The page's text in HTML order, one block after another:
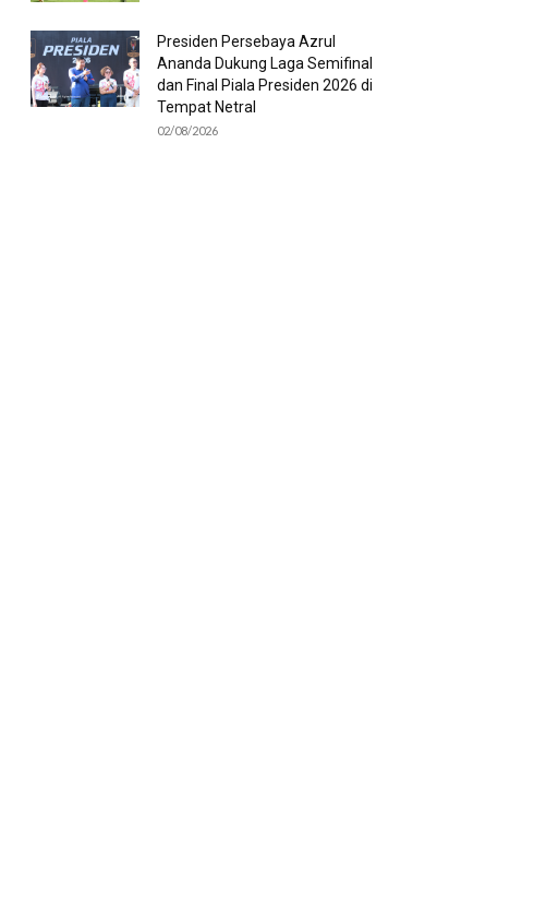
Presiden Persebaya Azrul
Ananda Dukung Laga Semifinal
dan Final Piala Presiden 2026 di
Tempat Netral
02/08/2026